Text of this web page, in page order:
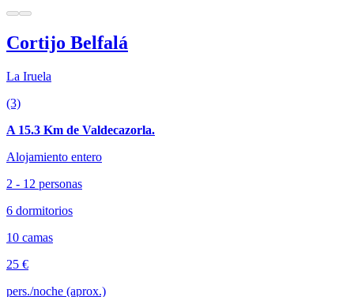
Cortijo Belfalá
La Iruela
(3)
A 15.3 Km de Valdecazorla.
Alojamiento entero
2 - 12 personas
6 dormitorios
10 camas
25 €
pers./noche (aprox.)